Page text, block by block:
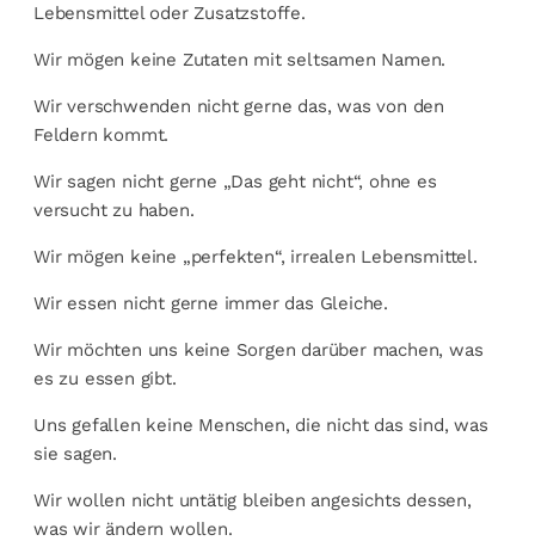
Lebensmittel oder Zusatzstoffe.
Wir mögen keine Zutaten mit seltsamen Namen.
Wir verschwenden nicht gerne das, was von den
Feldern kommt.
Wir sagen nicht gerne „Das geht nicht“, ohne es
versucht zu haben.
Wir mögen keine „perfekten“, irrealen Lebensmittel.
Wir essen nicht gerne immer das Gleiche.
Wir möchten uns keine Sorgen darüber machen, was
es zu essen gibt.
Uns gefallen keine Menschen, die nicht das sind, was
sie sagen.
Wir wollen nicht untätig bleiben angesichts dessen,
was wir ändern wollen.